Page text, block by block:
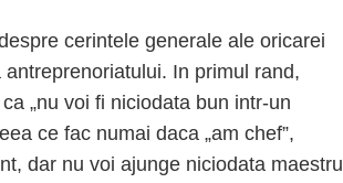
cerintele generale ale oricarei
In primul rand,
„nu voi fi niciodata bun intr-un
ce fac numai daca „am chef”,
dar nu voi ajunge niciodata maestru